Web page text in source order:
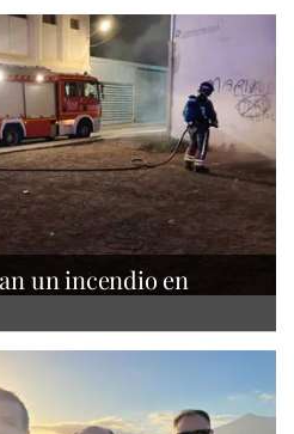
un incendio en